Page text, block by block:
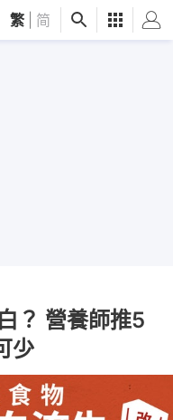
繁 简
？ 營養師推5
少